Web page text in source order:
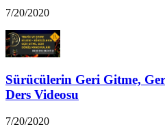
7/20/2020
Sürücülerin Geri Gitme,
Ders Videosu
7/20/2020